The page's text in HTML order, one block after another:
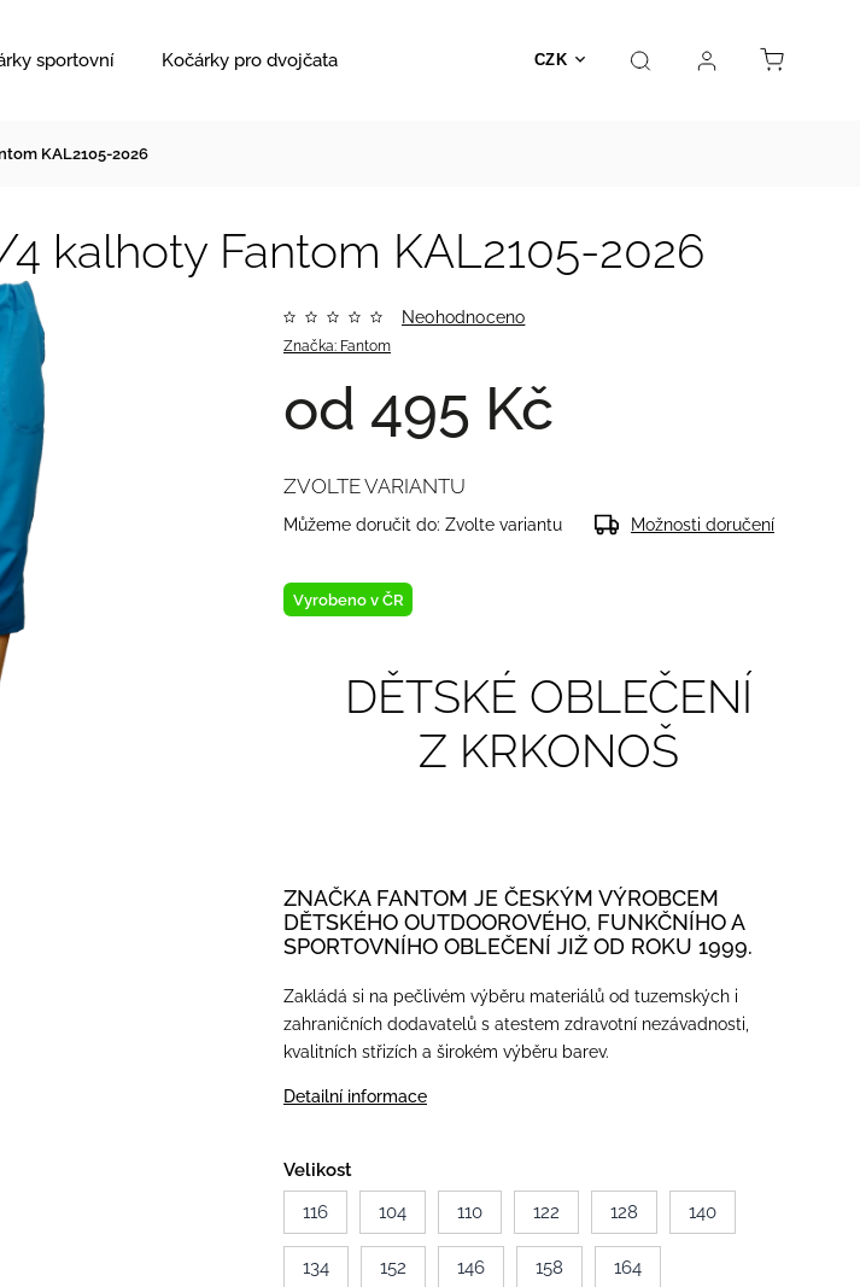
CZK
sportovní Kočárky pro dvojčata Hračky Prodejna Kontakt
KAL2105-2026
kalhoty Fantom KAL2105-2026
Značka: Fantom
Neohodnoceno
od 495 Kč
Vyrobeno v ČR
DĚTSKÉ OBLEČENÍ
Z KRKONOŠ
ZNAČKA FANTOM JE ČESKÝM VÝROBCEM
DĚTSKÉHO OUTDOOROVÉHO, FUNKČNÍHO A
SPORTOVNÍHO OBLEČENÍ JIŽ OD ROKU 1999.
Zakládá si na pečlivém výběru materiálů od tuzemských i
zahraničních dodavatelů s atestem zdravotní nezávadnosti,
kvalitních střizích a širokém výběru barev.
Detailní informace
Velikost
116
104 110 122 128 140
134 152 146 158 164
ZVOLTE VARIANTU
Můžeme doručit do: Zvolte variantu Možnosti doručení